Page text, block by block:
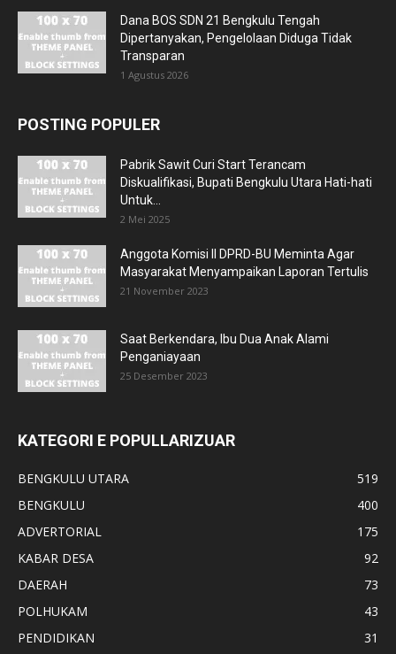
Dana BOS SDN 21 Bengkulu Tengah
Dipertanyakan, Pengelolaan Diduga Tidak
Transparan
1 Agustus 2026
POSTING POPULER
Pabrik Sawit Curi Start Terancam
Diskualifikasi, Bupati Bengkulu Utara Hati-hati
Untuk...
2 Mei 2025
Anggota Komisi II DPRD-BU Meminta Agar
Masyarakat Menyampaikan Laporan Tertulis
21 November 2023
Saat Berkendara, Ibu Dua Anak Alami
Penganiayaan
25 Desember 2023
KATEGORI E POPULLARIZUAR
BENGKULU UTARA
519
BENGKULU
400
ADVERTORIAL
175
KABAR DESA
92
DAERAH
73
POLHUKAM
43
PENDIDIKAN
31